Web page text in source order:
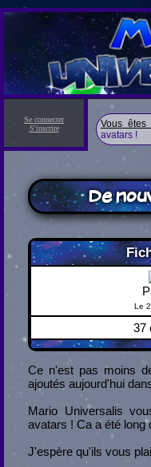
Se connecter
S'inscrire
Vous
avatars !
De
Le
37
Ce n'est pas moins
ajoutés aujourd'hui
Mario Universalis
avatars ! Ca a été long
J'espère qu'ils vous